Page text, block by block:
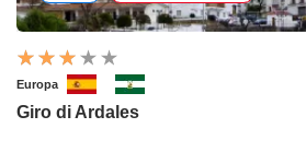
Europa
Giro di Ardales